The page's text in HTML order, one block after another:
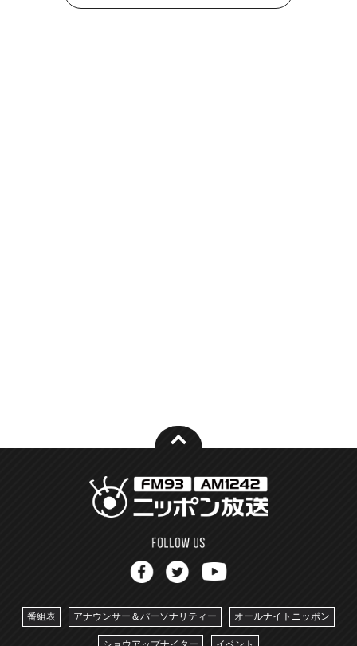
番組表 アナウンサー＆パーソナリティー オールナイトニッポン